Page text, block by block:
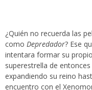
¿Quién no recuerda las
como Depredador? Ese
intentara formar su
superestrella de entonces
expandiendo su reino
encuentro con el